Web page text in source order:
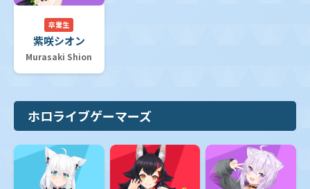
卒業生
紫咲シオン
Murasaki Shion
ホロライブゲーマーズ